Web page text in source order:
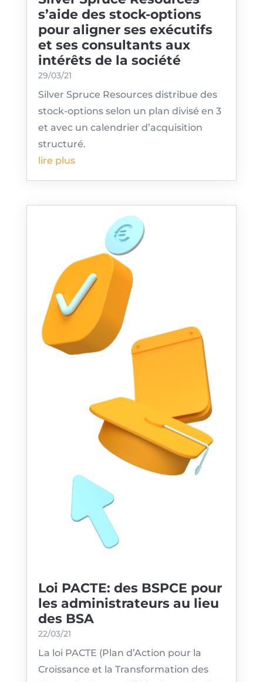
s’aide des stock-options
pour aligner ses exécutifs
et ses consultants aux
intérêts de la société
29/03/21
Silver Spruce Resources distribue des
stock-options selon un plan divisé en 3
et avec un calendrier d’acquisition
structuré.
lire plus
Loi PACTE: des BSPCE pour
les administrateurs au lieu
des BSA
22/03/21
La loi PACTE (Plan d’Action pour la
Croissance et la Transformation des